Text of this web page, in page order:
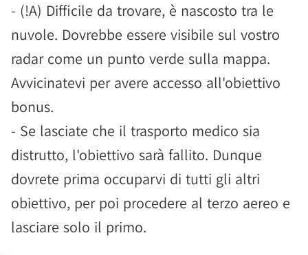
- (!A) Difficile da trovare, è nascosto tra le
nuvole. Dovrebbe essere visibile sul vostro
radar come un punto verde sulla mappa.
Avvicinatevi per avere accesso all'obiettivo
bonus.
- Se lasciate che il trasporto medico sia
distrutto, l'obiettivo sarà fallito. Dunque
dovrete prima occuparvi di tutti gli altri
obiettivo, per poi procedere al terzo aereo e
lasciare solo il primo.